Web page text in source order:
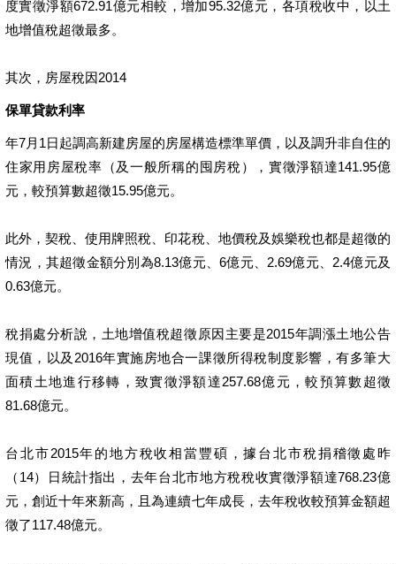
度實徵淨額672.91億元相較，增加95.32億元，各項稅收中，以土
地增值稅超徵最多。
其次，房屋稅因2014
保單貸款利率
年7月1日起調高新建房屋的房屋構造標準單價，以及調升非自住的
住家用房屋稅率（及一般所稱的囤房稅），實徵淨額達141.95億
元，較預算數超徵15.95億元。
此外，契稅、使用牌照稅、印花稅、地價稅及娛樂稅也都是超徵的
情況，其超徵金額分別為8.13億元、6億元、2.69億元、2.4億元及
0.63億元。
稅捐處分析說，土地增值稅超徵原因主要是2015年調漲土地公告
現值，以及2016年實施房地合一課徵所得稅制度影響，有多筆大
面積土地進行移轉，致實徵淨額達257.68億元，較預算數超徵
81.68億元。
台北市2015年的地方稅收相當豐碩，據台北市稅捐稽徵處昨
（14）日統計指出，去年台北市地方稅稅收實徵淨額達768.23億
元，創近十年來新高，且為連續七年成長，去年稅收較預算金額超
徵了117.48億元。